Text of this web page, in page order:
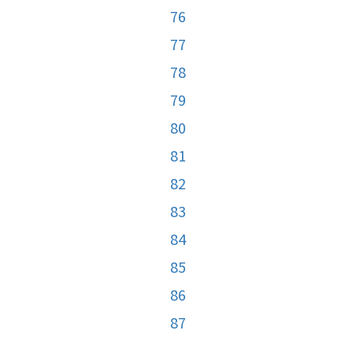
76
77
78
79
80
81
82
83
84
85
86
87